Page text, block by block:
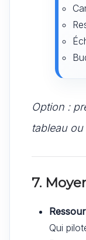
Option :
tableau
7.
Qui